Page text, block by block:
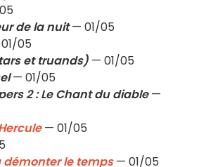
de la nuit— 01/05
05
et truands) — 01/05
— 01/05
2 : Le Chant du diable—
— 01/05
démonter le temps— 01/05